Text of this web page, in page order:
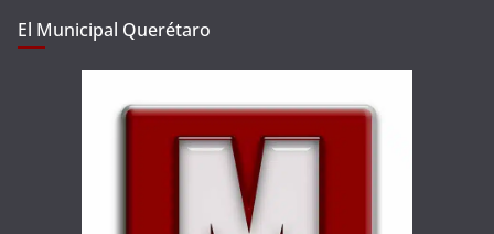
El Municipal Querétaro